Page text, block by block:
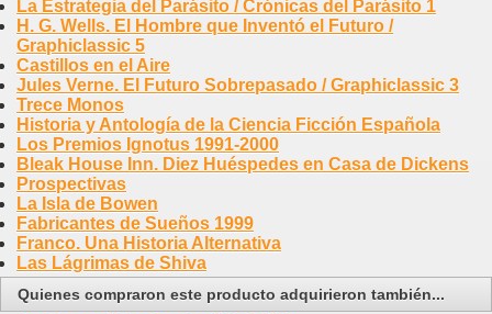
La Estrategia del Parásito / Crónicas del Parásito 1
H. G. Wells. El Hombre que Inventó el Futuro /
Graphiclassic 5
Castillos en el Aire
Jules Verne. El Futuro Sobrepasado / Graphiclassic 3
Trece Monos
Historia y Antología de la Ciencia Ficción Española
Los Premios Ignotus 1991-2000
Bleak House Inn. Diez Huéspedes en Casa de Dickens
Prospectivas
La Isla de Bowen
Fabricantes de Sueños 1999
Franco. Una Historia Alternativa
Las Lágrimas de Shiva
Quienes compraron este producto adquirieron también...